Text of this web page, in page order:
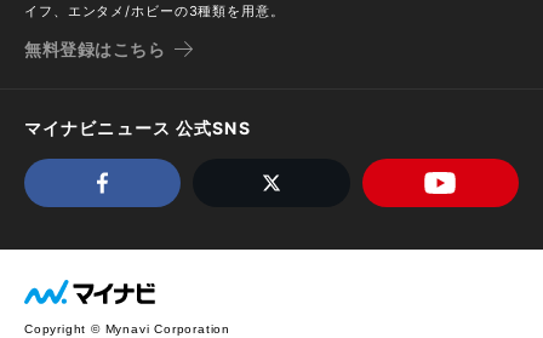
イフ、エンタメ/ホビーの3種類を用意。
無料登録はこちら
マイナビニュース 公式SNS
Copyright © Mynavi Corporation